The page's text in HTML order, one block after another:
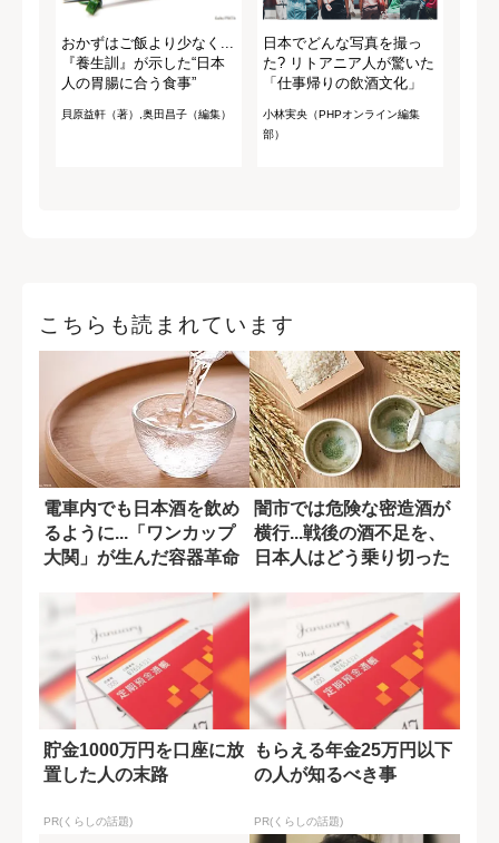
おかずはご飯より少なく...
『養生訓』が示した“日本
人の胃腸に合う食事”
貝原益軒（著）,奥田昌子（編集）
日本でどんな写真を撮っ
た? リトアニア人が驚いた
「仕事帰りの飲酒文化」
小林実央（PHPオンライン編集
部）
こちらも読まれています
電車内でも日本酒を飲め
るように...「ワンカップ
大関」が生んだ容器革命
闇市では危険な密造酒が
横行...戦後の酒不足を、
日本人はどう乗り切った
貯金1000万円を口座に放
置した人の末路
PR(くらしの話題)
もらえる年金25万円以下
の人が知るべき事
PR(くらしの話題)